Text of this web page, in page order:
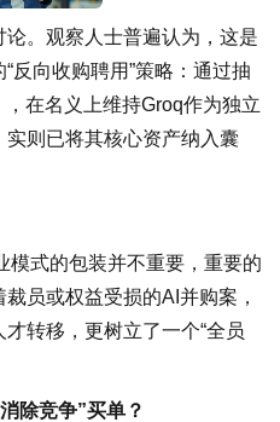
。观察人士普遍认为，这是
反向收购聘用”策略：通过抽
在名义上维持Groq作为独立
则已将其核心资产纳入囊
模式的包装并不重要，重要的
员或权益受损的AI并购案，
转移，更树立了一个“全员
除竞争”买单？